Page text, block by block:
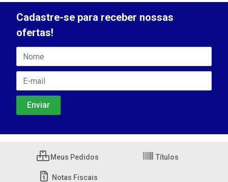
Cadastre-se para receber nossas
ofertas!
Meus Pedidos Títulos
Notas Fiscais